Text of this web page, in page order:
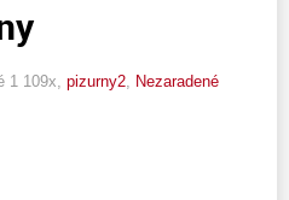
1 109x, pizurny2 Nezaradené